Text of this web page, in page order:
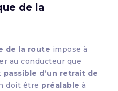
de la
de la route impose à
au conducteur que
passible d’un retrait de
doit être préalable à